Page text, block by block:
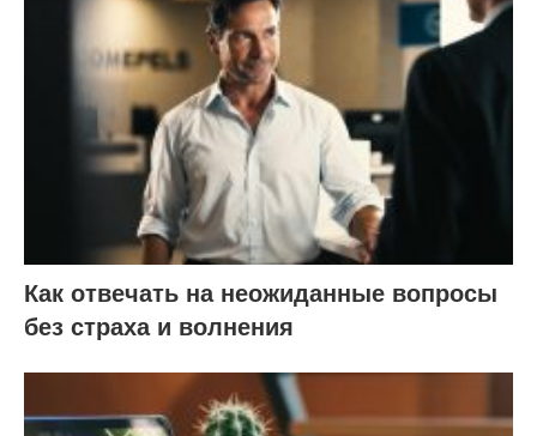
Как отвечать на неожиданные вопросы
без страха и волнения